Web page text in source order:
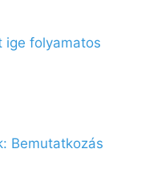
ige folyamatos